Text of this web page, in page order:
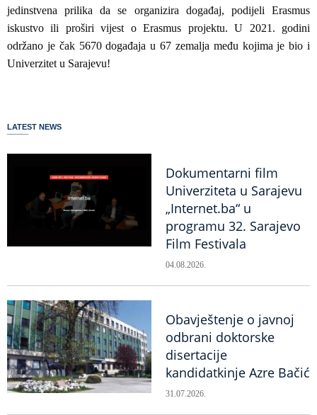
jedinstvena prilika da se organizira događaj, podijeli Erasmus
iskustvo ili proširi vijest o Erasmus projektu. U 2021. godini
održano je čak 5670 događaja u 67 zemalja među kojima je bio i
Univerzitet u Sarajevu!
LATEST NEWS
Dokumentarni film
Univerziteta u Sarajevu
„Internet.ba“ u
programu 32. Sarajevo
Film Festivala
04.08.2026.
Obavještenje o javnoj
odbrani doktorske
disertacije
kandidatkinje Azre Bačić
31.07.2026.